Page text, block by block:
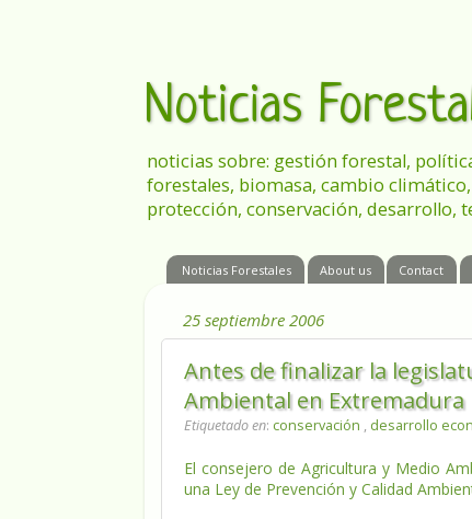
Noticias
noticias sobre: gestión forestal,
forestales, biomasa, cambio
protección, conservación, desarrollo,
Noticias Forestales About us Contact
25 septiembre 2006
Antes de finalizar la
Ambiental en Extremadura
Etiquetado en: conservación , desarrollo
El consejero de Agricultura y Medio
una Ley de Prevención y Calidad